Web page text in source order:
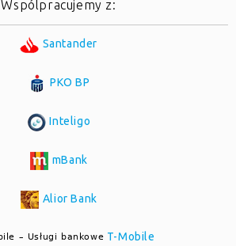
Wspólpracujemy z:
Santander
PKO BP
Inteligo
mBank
Alior Bank
T-Mobile